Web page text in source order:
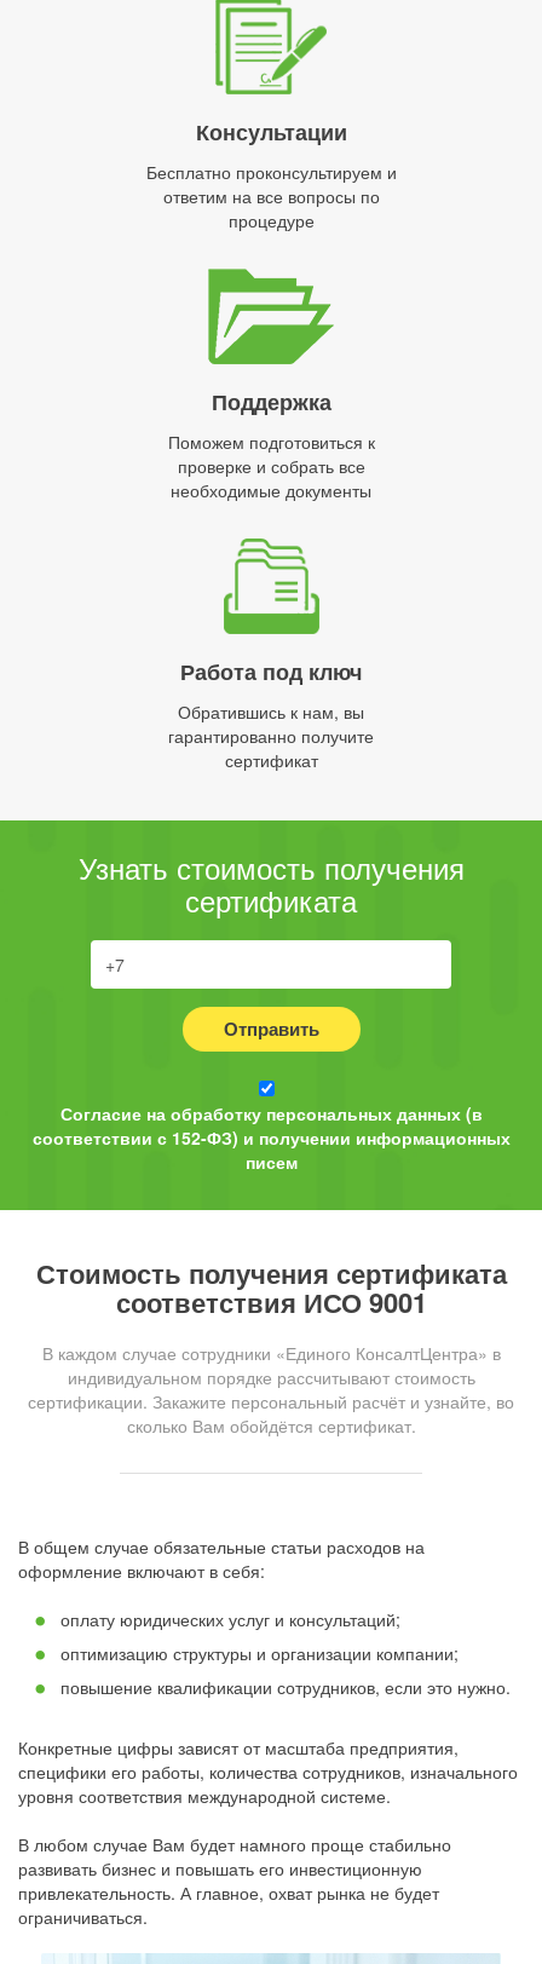
Консультации
Бесплатно проконсультируем и
ответим на все вопросы по
процедуре
Поддержка
Поможем подготовиться к
проверке и собрать все
необходимые документы
Работа под ключ
Обратившись к нам, вы
гарантированно получите
сертификат
Узнать стоимость получения
сертификата
Отправить
Согласие на обработку персональных данных (в
соответствии с 152-ФЗ) и получении информационных
писем
Стоимость получения сертификата
соответствия ИСО 9001
В каждом случае сотрудники «Единого КонсалтЦентра» в
индивидуальном порядке рассчитывают стоимость
сертификации. Закажите персональный расчёт и узнайте, во
сколько Вам обойдётся сертификат.
В общем случае обязательные статьи расходов на
оформление включают в себя:
оплату юридических услуг и консультаций;
оптимизацию структуры и организации компании;
повышение квалификации сотрудников, если это нужно.
Конкретные цифры зависят от масштаба предприятия,
специфики его работы, количества сотрудников, изначального
уровня соответствия международной системе.
В любом случае Вам будет намного проще стабильно
развивать бизнес и повышать его инвестиционную
привлекательность. А главное, охват рынка не будет
ограничиваться.